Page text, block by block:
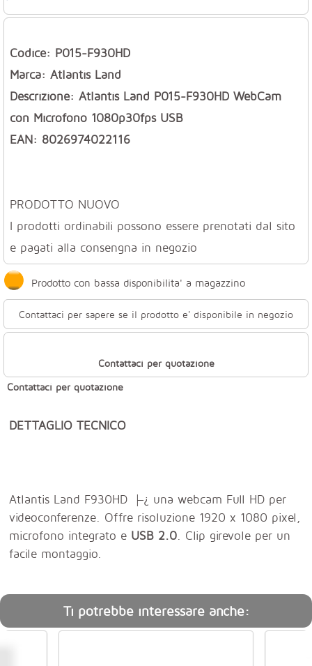
Codice: P015-F930HD
Marca: Atlantis Land
Descrizione: Atlantis Land P015-F930HD WebCam
con Microfono 1080p30fps USB
EAN: 8026974022116
PRODOTTO NUOVO
I prodotti ordinabili possono essere prenotati dal sito
e pagati alla consengna in negozio
Prodotto con bassa disponibilita' a magazzino
Contattaci per sapere se il prodotto e' disponibile in negozio
Contattaci per quotazione
Contattaci per quotazione
DETTAGLIO TECNICO
Atlantis Land F930HD ├¿ una webcam Full HD per
videoconferenze. Offre risoluzione 1920 x 1080 pixel,
microfono integrato e USB 2.0. Clip girevole per un
facile montaggio.
Ti potrebbe interessare anche: